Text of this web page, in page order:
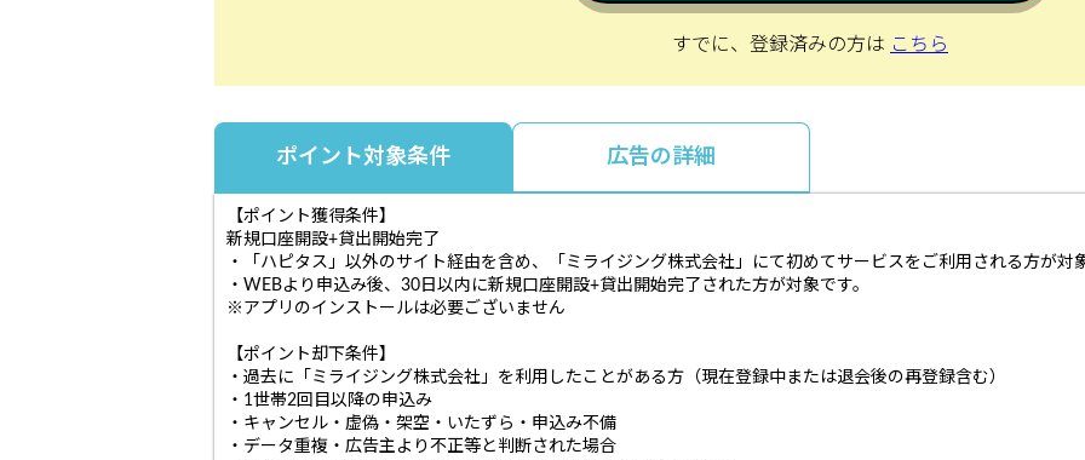
すでに、登録済みの方は こちら
ポイント対象条件 広告の詳細
【ポイント獲得条件】
新規口座開設+貸出開始完了
・「ハピタス」以外のサイト経由を含め、「ミライジング株式会社」にて初めてサービスをご利用される方が対
・WEBより申込み後、30日以内に新規口座開設+貸出開始完了された方が対象です。
※アプリのインストールは必要ございません
【ポイント却下条件】
・過去に「ミライジング株式会社」を利用したことがある方（現在登録中または退会後の再登録含む）
・1世帯2回目以降の申込み
・キャンセル・虚偽・架空・いたずら・申込み不備
・データ重複・広告主より不正等と判断された場合